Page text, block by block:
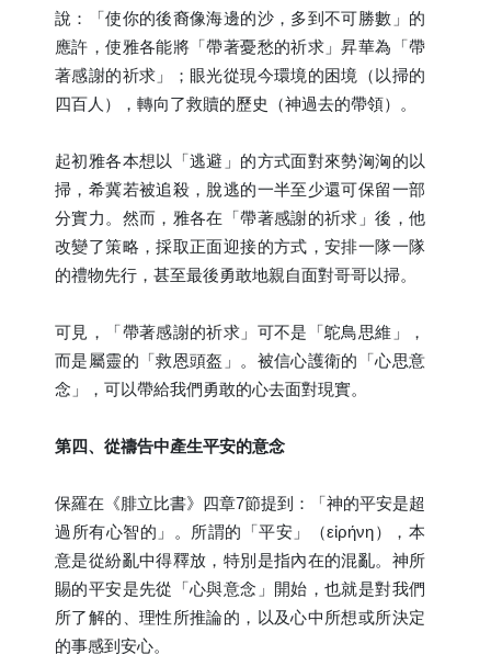
說：「使你的後裔像海邊的沙，多到不可勝數」的
應許，使雅各能將「帶著憂愁的祈求」昇華為「帶
著感謝的祈求」；眼光從現今環境的困境（以掃的
四百人），轉向了救贖的歷史（神過去的帶領）。
起初雅各本想以「逃避」的方式面對來勢洶洶的以
掃，希冀若被追殺，脫逃的一半至少還可保留一部
分實力。然而，雅各在「帶著感謝的祈求」後，他
改變了策略，採取正面迎接的方式，安排一隊一隊
的禮物先行，甚至最後勇敢地親自面對哥哥以掃。
可見，「帶著感謝的祈求」可不是「鴕鳥思維」，
而是屬靈的「救恩頭盔」。被信心護衛的「心思意
念」，可以帶給我們勇敢的心去面對現實。
第四、從禱告中產生平安的意念
保羅在《腓立比書》四章7節提到：「神的平安是超
過所有心智的」。所謂的「平安」（εἰρήνη），本
意是從紛亂中得釋放，特別是指內在的混亂。神所
賜的平安是先從「心與意念」開始，也就是對我們
所了解的、理性所推論的，以及心中所想或所決定
的事感到安心。